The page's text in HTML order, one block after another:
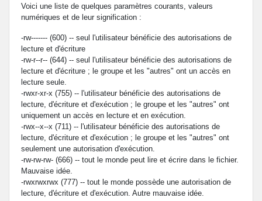
Voici une liste de quelques paramètres courants, valeurs
numériques et de leur signification :
-rw------- (600) -- seul l'utilisateur bénéficie des autorisations de
lecture et d'écriture
-rw-r--r-- (644) -- seul l'utilisateur bénéficie des autorisations de
lecture et d'écriture ; le groupe et les "autres" ont un accès en
lecture seule.
-rwxr-xr-x (755) -- l'utilisateur bénéficie des autorisations de
lecture, d'écriture et d'exécution ; le groupe et les "autres" ont
uniquement un accès en lecture et en exécution.
-rwx--x--x (711) -- l'utilisateur bénéficie des autorisations de
lecture, d'écriture et d'exécution ; le groupe et les "autres" ont
seulement une autorisation d'exécution.
-rw-rw-rw- (666) -- tout le monde peut lire et écrire dans le fichier.
Mauvaise idée.
-rwxrwxrwx (777) -- tout le monde possède une autorisation de
lecture, d'écriture et d'exécution. Autre mauvaise idée.